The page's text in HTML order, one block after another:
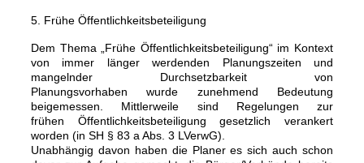
5. Frühe Öffentlichkeitsbeteiligung
Dem Thema „Frühe Öffentlichkeitsbeteiligung“ im Kontext
von immer länger werdenden Planungszeiten und
mangelnder Durchsetzbarkeit von
Planungsvorhaben wurde zunehmend Bedeutung
beigemessen. Mittlerweile sind Regelungen zur
frühen Öffentlichkeitsbeteiligung gesetzlich verankert
worden (in SH § 83 a Abs. 3 LVerwG).
Unabhängig davon haben die Planer es sich auch schon